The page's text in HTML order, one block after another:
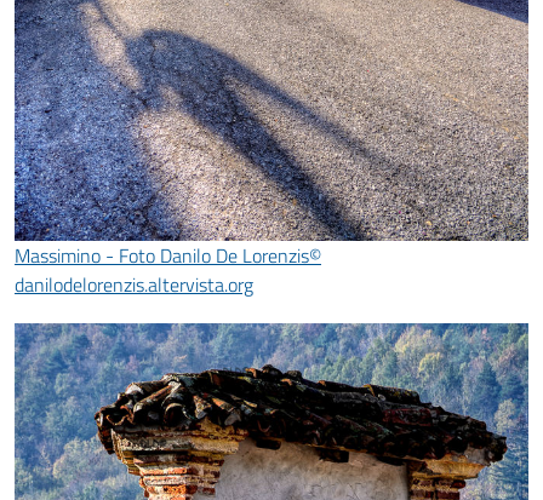
Massimino - Foto Danilo De Lorenzis©
danilodelorenzis.altervista.org